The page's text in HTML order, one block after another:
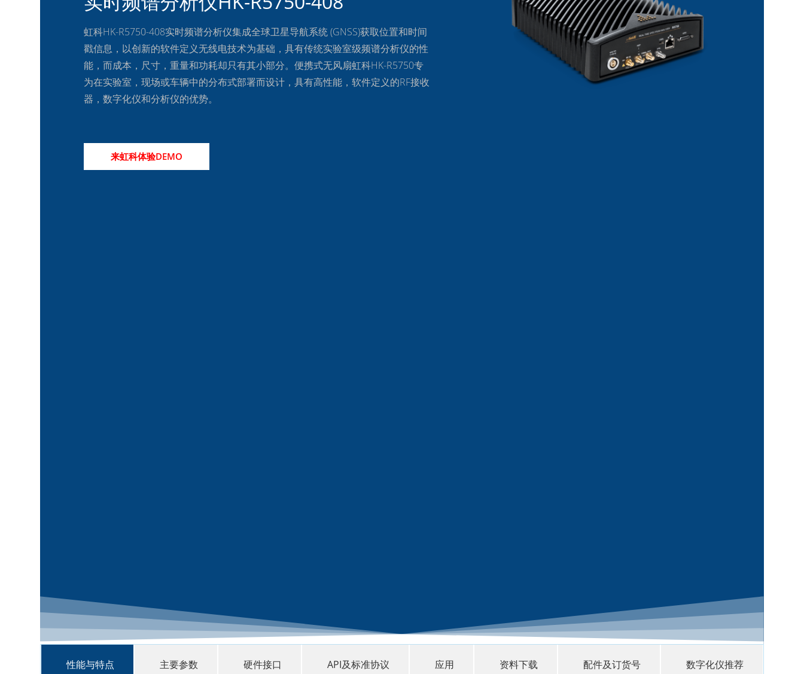
虹科HK-R5750-408实时频谱分析仪集成全球卫星导航系统 (GNSS)获取位置和时间
戳信息，以创新的软件定义无线电技术为基础，具有传统实验室级频谱分析仪的性
能，而成本，尺寸，重量和功耗却只有其小部分。便携式无风扇虹科HK-R5750专
为在实验室，现场或车辆中的分布式部署而设计，具有高性能，软件定义的RF接收
器，数字化仪和分析仪的优势。
来虹科体验DEMO
性能与特点 主要参数 硬件接口 API及标准协议 应用 资料下载 配件及订货号 数字化仪推荐